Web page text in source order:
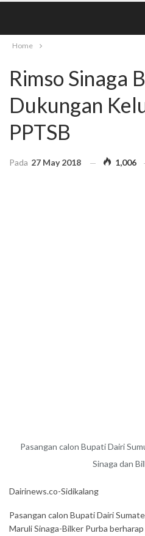
Home
Rimso Sinaga
Dukungan
PPTSB
Pada 27 May 2018 1,006
Pasangan calon Bupati Dairi
Sinaga dan
Dairinews.co-Sidikalang
Pasangan calon Bupati Dairi
Maruli Sinaga-Bilker Purba